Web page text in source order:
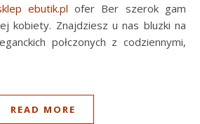
ebutik.pl ofer Ber szerok gam
kobiety. Znajdziesz u nas bluzki na
połczonych z codziennymi,
READ MORE